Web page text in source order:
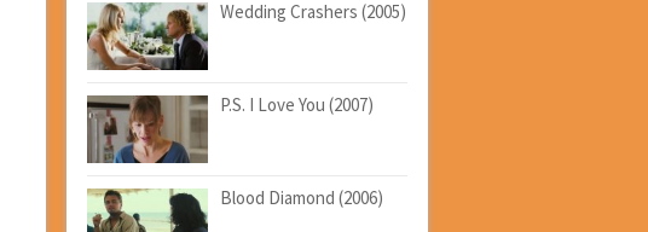
Wedding Crashers (2005)
P.S. I Love You (2007)
Blood Diamond (2006)